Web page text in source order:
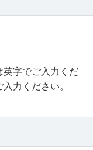
英字でご入力くだ
力ください。